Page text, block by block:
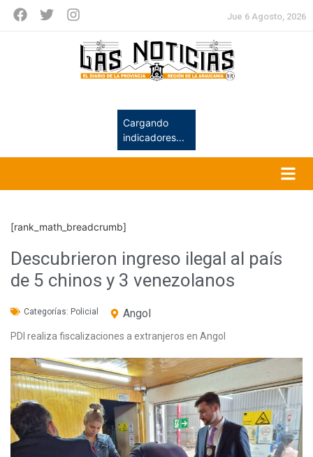
Jue 6 Agosto, 2026
Cargando
indicadores...
[rank_math_breadcrumb]
Descubrieron ingreso ilegal al país
de 5 chinos y 3 venezolanos
Categorías: Policial Angol
PDI realiza fiscalizaciones a extranjeros en Angol